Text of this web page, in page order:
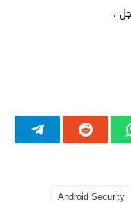
.
Android Security